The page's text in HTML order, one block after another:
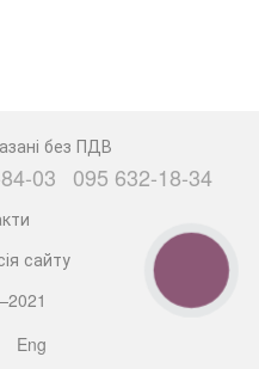
без ПДВ
03 095 632-18-34
сайту
Eng